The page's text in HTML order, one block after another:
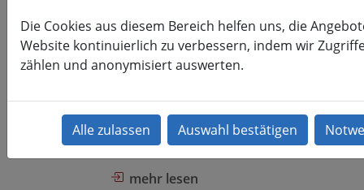
Fokus Forschung: 21.
an der EAH Jena – Rückblick
Kategorie:Forschung, Nachwuchsforschung,
Best Paper Award für die Hochschule
ist 2024 NWK-Gastgeber
mehr lesen
Die Cookies aus diesem Bereich helfen uns, die
Website kontinuierlich zu verbessern, indem wir
zählen und anonymisiert auswerten.